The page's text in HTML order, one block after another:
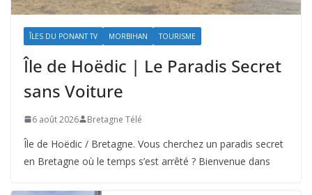
ÎLES DU PONANT TV MORBIHAN TOURISME
Île de Hoëdic | Le Paradis Secret
sans Voiture
6 août 2026 Bretagne Télé
Île de Hoëdic / Bretagne. Vous cherchez un paradis secret
en Bretagne où le temps s’est arrêté ? Bienvenue dans